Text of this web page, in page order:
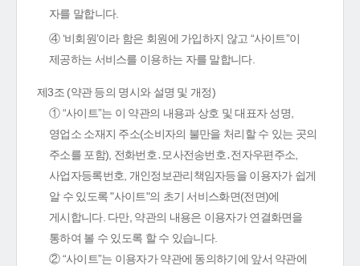
자를 말합니다.
④ ‘비회원’이라 함은 회원에 가입하지 않고 “사이트”이
제공하는 서비스를 이용하는 자를 말합니다.
제3조 (약관 등의 명시와 설명 및 개정)
① “사이트”는 이 약관의 내용과 상호 및 대표자 성명,
영업소 소재지 주소(소비자의 불만을 처리할 수 있는 곳의
주소를 포함), 전화번호․모사전송번호․전자우편주소,
사업자등록번호, 개인정보관리책임자등을 이용자가 쉽게
알 수 있도록 "사이트"의 초기 서비스화면(전면)에
게시합니다. 다만, 약관의 내용은 이용자가 연결화면을
통하여 볼 수 있도록 할 수 있습니다.
② “사이트”는 이용자가 약관에 동의하기에 앞서 약관에